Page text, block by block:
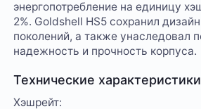
энергопотребление на единицу
2%. Goldshell HS5 сохранил
поколений, а также унаследовал
надежность и прочность корпуса.
Технические
Хэшрейт: